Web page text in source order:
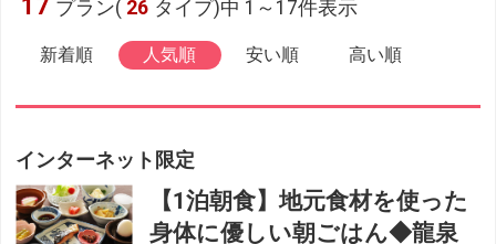
17 プラン( 26 タイプ)中 1～17件表示
新着順 人気順 安い順 高い順
インターネット限定
【1泊朝食】地元食材を使った
身体に優しい朝ごはん◆龍泉